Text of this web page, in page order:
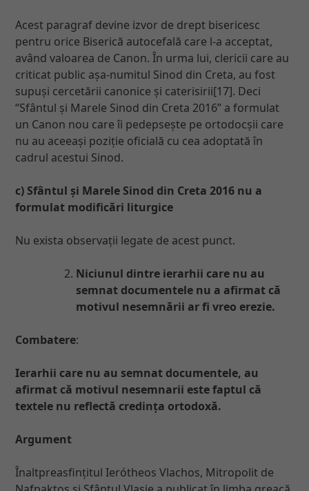
Acest paragraf devine izvor de drept bisericesc
pentru orice Biserică autocefală care l-a acceptat,
având valoarea de Canon. În urma lui, clericii care au
criticat public așa-numitul Sinod din Creta, au fost
supuși cercetării canonice și caterisirii[17]. Deci
“Sfântul și Marele Sinod din Creta 2016” a formulat
un Canon nou care îi pedepsește pe ortodocșii care
nu au aceeași poziție oficială cu cea adoptată în
cadrul acestui Sinod.
c) Sfântul și Marele Sinod din Creta 2016 nu a
formulat modificări liturgice
Nu exista observații legate de acest punct.
Niciunul dintre ierarhii care nu au
semnat documentele nu a afirmat că
motivul nesemnării ar fi vreo erezie.
Combatere:
Ierarhii care nu au semnat documentele, au
afirmat că motivul nesemnarii este faptul că
textele nu reflectă credința ortodoxă.
Argument
Înaltpreasfințitul Ierótheos Vlachos, Mitropolit de